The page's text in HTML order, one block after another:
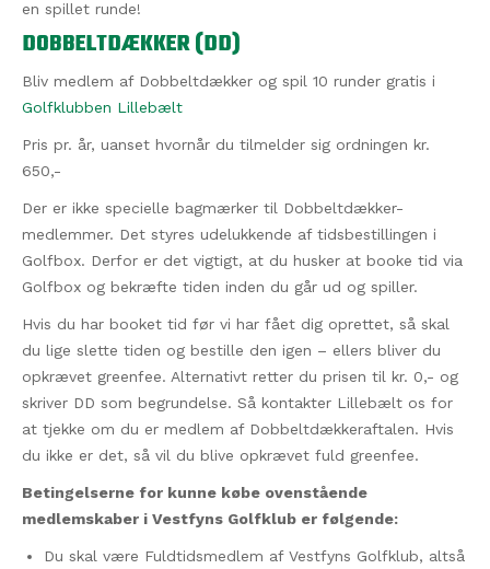
en spillet runde!
DOBBELTDÆKKER (DD)
Bliv medlem af Dobbeltdækker og spil 10 runder gratis i
Golfklubben Lillebælt
Pris pr. år, uanset hvornår du tilmelder sig ordningen kr.
650,-
Der er ikke specielle bagmærker til Dobbeltdækker-
medlemmer. Det styres udelukkende af tidsbestillingen i
Golfbox. Derfor er det vigtigt, at du husker at booke tid via
Golfbox og bekræfte tiden inden du går ud og spiller.
Hvis du har booket tid før vi har fået dig oprettet, så skal
du lige slette tiden og bestille den igen – ellers bliver du
opkrævet greenfee. Alternativt retter du prisen til kr. 0,- og
skriver DD som begrundelse. Så kontakter Lillebælt os for
at tjekke om du er medlem af Dobbeltdækkeraftalen. Hvis
du ikke er det, så vil du blive opkrævet fuld greenfee.
Betingelserne for kunne købe ovenstående
medlemskaber i Vestfyns Golfklub er følgende:
​Du skal være Fuldtidsmedlem af Vestfyns Golfklub, altså